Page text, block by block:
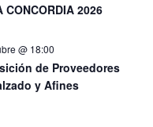
CONCORDIA 2026
@ 18:00
de Proveedores
y Afines